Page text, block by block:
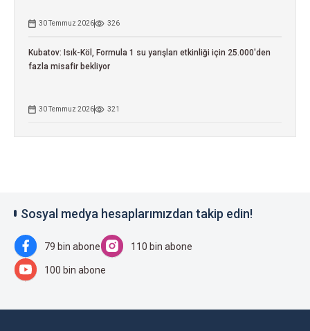
30 Temmuz 2026 326
Kubatov: Isık-Köl, Formula 1 su yarışları etkinliği için 25.000'den
fazla misafir bekliyor
30 Temmuz 2026 321
Sosyal medya hesaplarımızdan takip edin!
79 bin abone 110 bin abone
100 bin abone